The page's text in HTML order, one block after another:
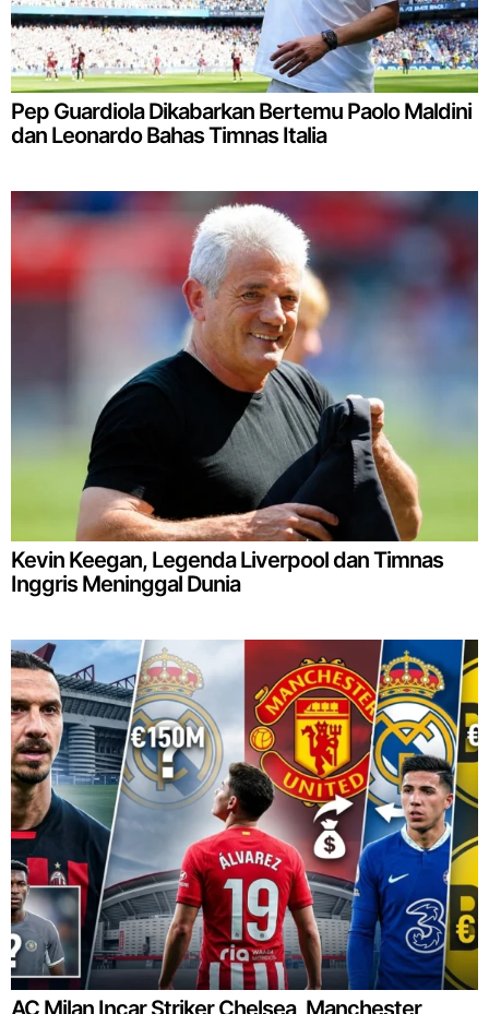
Pep Guardiola Dikabarkan Bertemu Paolo Maldini
dan Leonardo Bahas Timnas Italia
Kevin Keegan, Legenda Liverpool dan Timnas
Inggris Meninggal Dunia
AC Milan Incar Striker Chelsea, Manchester